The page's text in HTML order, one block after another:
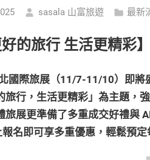
sasala 山富旅遊 最新
好的旅行 生活更精彩
國際旅展（11/7-11/10）即將
旅行，生活更精彩」為主題，
旅展更準備了多重成交好禮與
名即可享多重優惠，輕鬆預定